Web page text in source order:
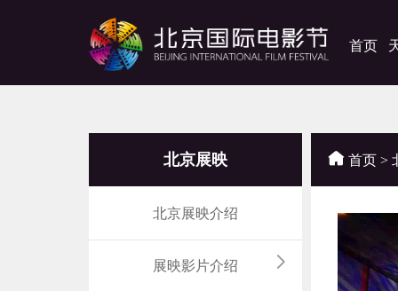
首页
北京展映
北京展映介绍
展映影片介绍
首页 >